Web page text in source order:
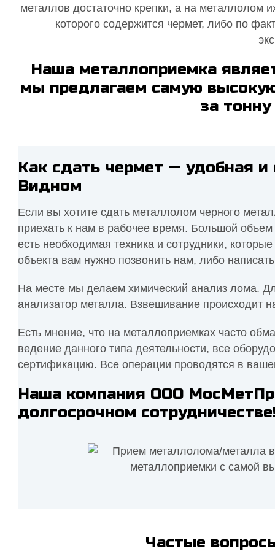
металлов достаточно крепки, а на металлолом
которого содержится чермет, либо по
Наша металлоприемка
мы предлагаем самую
за
Как сдать чермет — удобная
Видном
Если вы хотите сдать металлолом черного
приехать к нам в рабочее время. Большой
есть необходимая техника и сотрудники,
объекта вам нужно позвонить нам, либо
На месте мы делаем химический анализ лома.
анализатор металла. Взвешивание происходит
Есть мнение, что на металлоприемках часто
ведение данного типа деятельности, все
сертификацию. Все операции проводятся в
Наша компания ООО
долгосрочном
Частые